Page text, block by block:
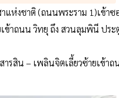
แห่งชาติ (ถนนพระราม 1)เข้าซ
ข้าถนน วิทยุ ถึง สวนลุมพินี ประ
รสิน – เพลินจิตเลี้ยวซ้ายเข้าถ